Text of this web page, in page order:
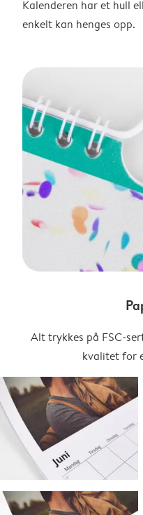
Kalenderen har et hull
enkelt kan henges opp.
Alt trykkes på FSC-
kvalitet for